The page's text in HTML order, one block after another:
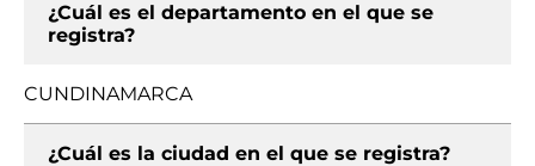
¿Cuál es el departamento en el que se
registra?
CUNDINAMARCA
¿Cuál es la ciudad en el que se registra?